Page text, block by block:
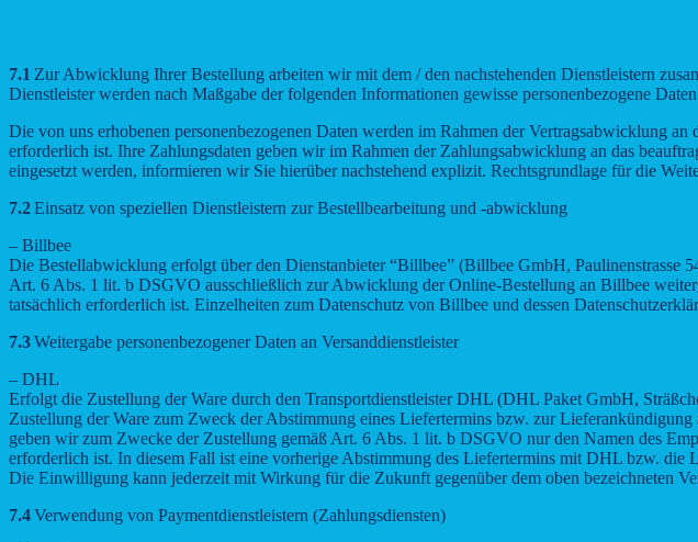
7.1 Zur Abwicklung Ihrer Bestellung arbeiten wir mit dem / den nachstehenden Dienstleistern
Dienstleister werden nach Maßgabe der folgenden Informationen gewisse personenbezogene
Die von uns erhobenen personenbezogenen Daten werden im Rahmen der Vertragsabwicklung
erforderlich ist. Ihre Zahlungsdaten geben wir im Rahmen der Zahlungsabwicklung an das
eingesetzt werden, informieren wir Sie hierüber nachstehend explizit. Rechtsgrundlage für die
7.2Einsatz von speziellen Dienstleistern zur Bestellbearbeitung und -abwicklung
– Billbee
Die Bestellabwicklung erfolgt über den Dienstanbieter “Billbee” (Billbee GmbH, Paulinenstrasse
Art. 6 Abs. 1 lit. b DSGVO ausschließlich zur Abwicklung der Online-Bestellung an Billbee
tatsächlich erforderlich ist. Einzelheiten zum Datenschutz von Billbee und dessen
7.3Weitergabe personenbezogener Daten an Versanddienstleister
– DHL
Erfolgt die Zustellung der Ware durch den Transportdienstleister DHL (DHL Paket GmbH,
Zustellung der Ware zum Zweck der Abstimmung eines Liefertermins bzw. zur
geben wir zum Zwecke der Zustellung gemäß Art. 6 Abs. 1 lit. b DSGVO nur den Namen des
erforderlich ist. In diesem Fall ist eine vorherige Abstimmung des Liefertermins mit DHL bzw. die
Die Einwilligung kann jederzeit mit Wirkung für die Zukunft gegenüber dem oben bezeichneten
7.4Verwendung von Paymentdienstleistern (Zahlungsdiensten)